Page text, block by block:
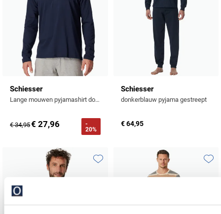
Schiesser
Lange mouwen pyjamashirt donkerblauw
€ 34,95€ 27,96
-
20%
Schiesser
donkerblauw pyjama gestreept
€ 64,95
Toevoegen aan favorieten